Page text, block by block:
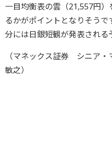
一目均衡表の雲（21,557円
るかがポイントとなりそう
分には日銀短観が発表される
（マネックス証券 シニア
敏之）